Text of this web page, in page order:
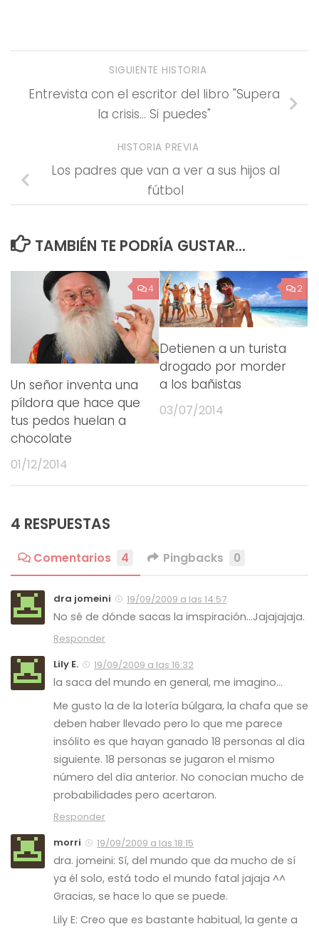
SIGUIENTE HISTORIA
Entrevista con el escritor del libro "Supera
la crisis… Si puedes"
HISTORIA PREVIA
Los padres que van a ver a sus hijos al
fútbol
TAMBIÉN TE PODRÍA GUSTAR...
4
Un señor inventa una
píldora que hace que
tus pedos huelan a
chocolate
01/12/2014
2
Detienen a un turista
drogado por morder
a los bañistas
03/07/2014
4 RESPUESTAS
Comentarios 4 Pingbacks 0
dra jomeini 19/09/2009 a las 14:57
No sé de dónde sacas la imspiración…Jajajajaja.
Responder
Lily E.
19/09/2009 a las 16:32
la saca del mundo en general, me imagino…
Me gusto la de la lotería búlgara, la chafa que se
deben haber llevado pero lo que me parece
insólito es que hayan ganado 18 personas al día
siguiente. 18 personas se jugaron el mismo
número del día anterior. No conocían mucho de
probabilidades pero acertaron.
Responder
morri
19/09/2009 a las 18:15
dra. jomeini: Sí, del mundo que da mucho de sí
ya él solo, está todo el mundo fatal jajaja ^^
Gracias, se hace lo que se puede.
Lily E: Creo que es bastante habitual, la gente a